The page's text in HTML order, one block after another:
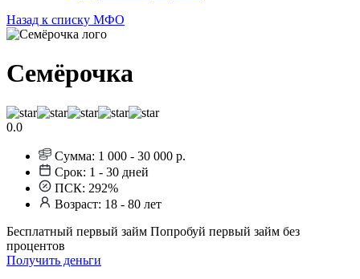
Назад к списку МФО
Семёрочка
0.0
Сумма: 1 000 - 30 000 р.
Срок: 1 - 30 дней
ПСК: 292%
Возраст: 18 - 80 лет
Бесплатный первый займ Попробуй первый займ без
процентов
Получить деньги